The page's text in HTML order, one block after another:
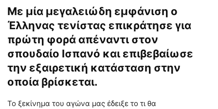
Με μία μεγαλειώδη εμφάνιση ο
Έλληνας τενίστας επικράτησε για
πρώτη φορά απέναντι στον
σπουδαίο Ισπανό και επιβεβαίωσε
την εξαιρετική κατάσταση στην
οποία βρίσκεται.
Το ξεκίνημα του αγώνα μας έδειξε το τι θα